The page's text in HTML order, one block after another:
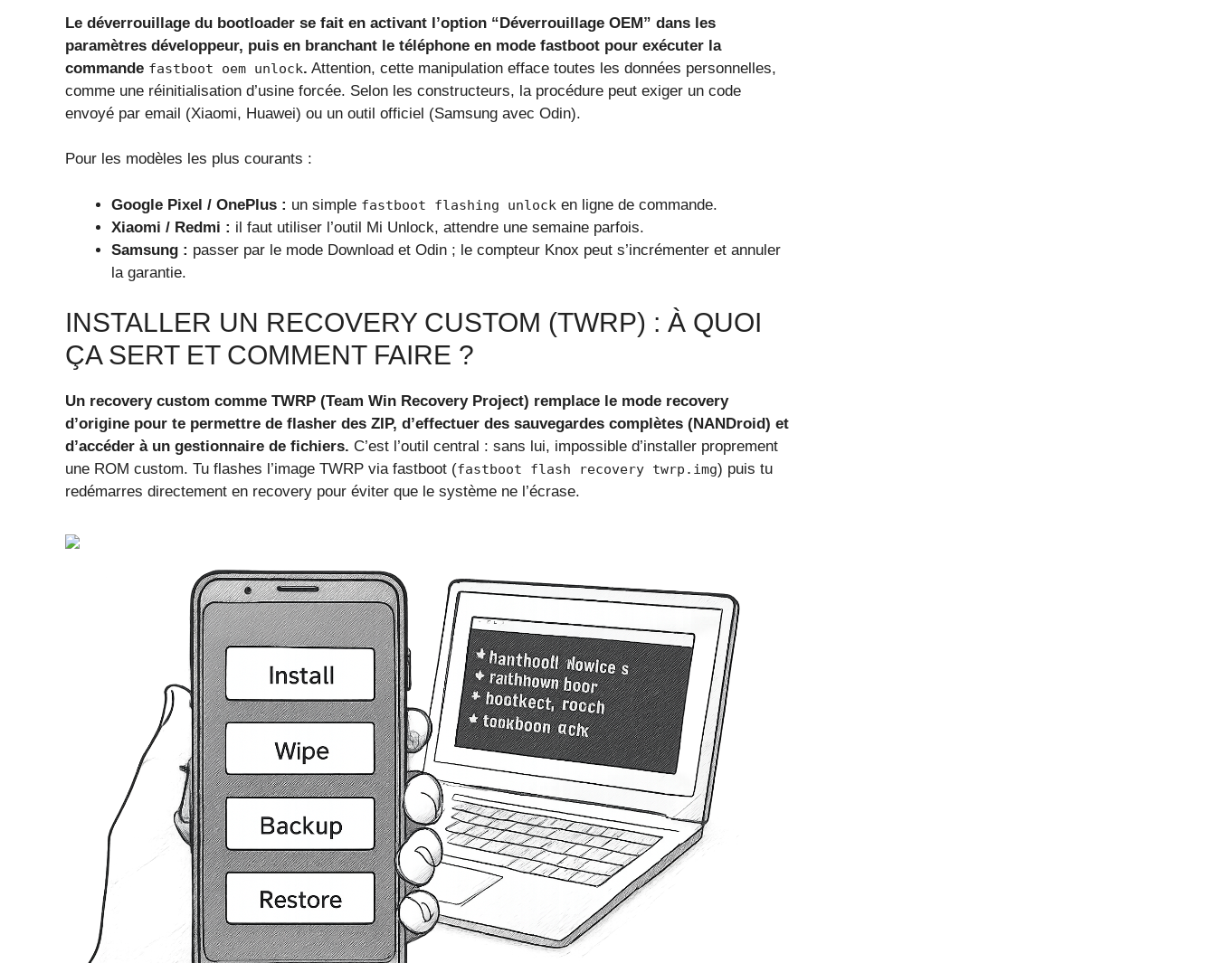
Le déverrouillage du bootloader se fait en activant l’option “Déverrouillage OEM” dans les
paramètres développeur, puis en branchant le téléphone en mode fastboot pour exécuter la
commande fastboot oem unlock. Attention, cette manipulation efface toutes les données personnelles,
comme une réinitialisation d’usine forcée. Selon les constructeurs, la procédure peut exiger un code
envoyé par email (Xiaomi, Huawei) ou un outil officiel (Samsung avec Odin).
Pour les modèles les plus courants :
Google Pixel / OnePlus : un simple fastboot flashing unlock en ligne de commande.
Xiaomi / Redmi : il faut utiliser l’outil Mi Unlock, attendre une semaine parfois.
Samsung : passer par le mode Download et Odin ; le compteur Knox peut s’incrémenter et annuler
la garantie.
INSTALLER UN RECOVERY CUSTOM (TWRP) : À QUOI
ÇA SERT ET COMMENT FAIRE ?
Un recovery custom comme TWRP (Team Win Recovery Project) remplace le mode recovery
d’origine pour te permettre de flasher des ZIP, d’effectuer des sauvegardes complètes (NANDroid) et
d’accéder à un gestionnaire de fichiers. C’est l’outil central : sans lui, impossible d’installer proprement
une ROM custom. Tu flashes l’image TWRP via fastboot (fastboot flash recovery twrp.img) puis tu
redémarres directement en recovery pour éviter que le système ne l’écrase.